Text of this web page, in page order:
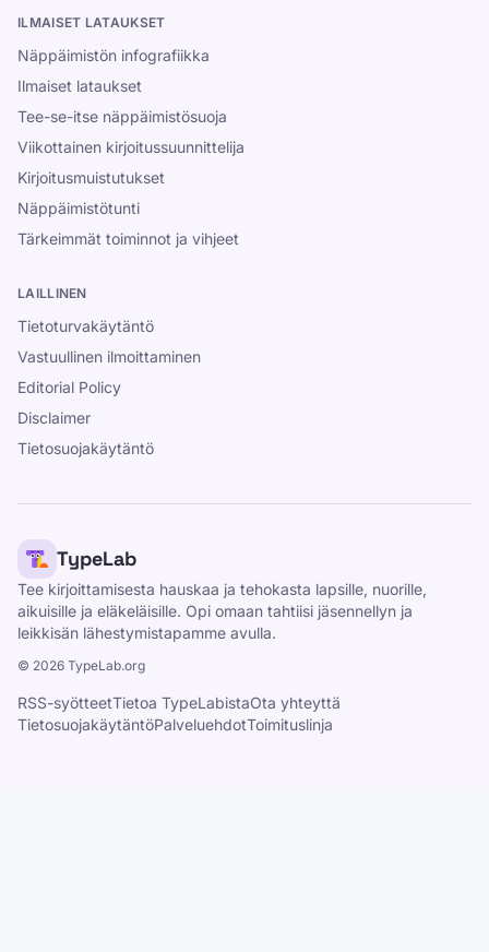
ILMAISET LATAUKSET
Näppäimistön infografiikka
Ilmaiset lataukset
Tee-se-itse näppäimistösuoja
Viikottainen kirjoitussuunnittelija
Kirjoitusmuistutukset
Näppäimistötunti
Tärkeimmät toiminnot ja vihjeet
LAILLINEN
Tietoturvakäytäntö
Vastuullinen ilmoittaminen
Editorial Policy
Disclaimer
Tietosuojakäytäntö
TypeLab
Tee kirjoittamisesta hauskaa ja tehokasta lapsille, nuorille,
aikuisille ja eläkeläisille. Opi omaan tahtiisi jäsennellyn ja
leikkisän lähestymistapamme avulla.
© 2026 TypeLab.org
RSS-syötteetTietoa TypeLabistaOta yhteyttä
TietosuojakäytäntöPalveluehdotToimituslinja